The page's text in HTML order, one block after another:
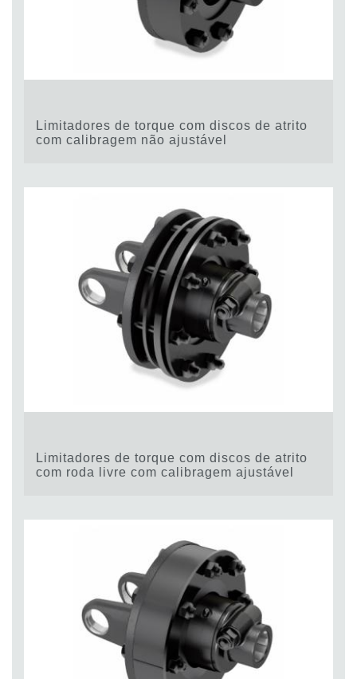
Limitadores de torque com discos de atrito
com calibragem não ajustável
Limitadores de torque com discos de atrito
com roda livre com calibragem ajustável